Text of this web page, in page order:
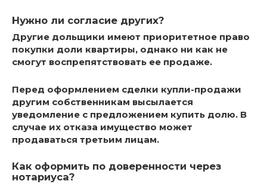
Нужно ли согласие других?
Другие дольщики имеют приоритетное право
покупки доли квартиры, однако ни как не
смогут воспрепятствовать ее продаже.
Перед оформлением сделки купли-продажи
другим собственникам высылается
уведомление с предложением купить долю. В
случае их отказа имущество может
продаваться третьим лицам.
Как оформить по доверенности через
нотариуса?